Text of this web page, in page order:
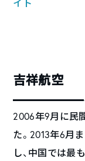
イト
吉祥航空
2006年9月に民
た。2013年6月
し、中国では最